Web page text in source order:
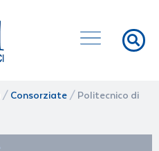
/ Consorziate / Politecnico di